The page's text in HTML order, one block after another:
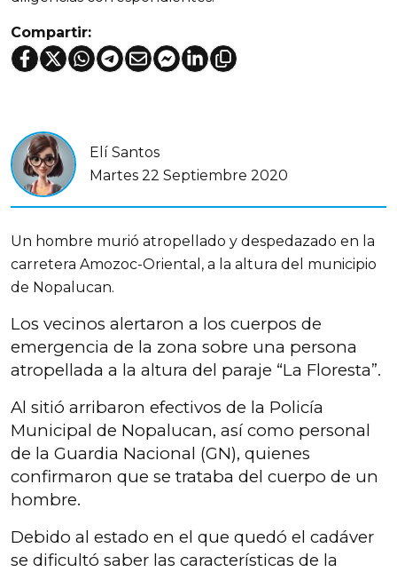
Compartir:
Elí Santos
Martes 22 Septiembre 2020
Un hombre murió atropellado y despedazado en la
carretera Amozoc-Oriental, a la altura del municipio
de Nopalucan.
Los vecinos alertaron a los cuerpos de
emergencia de la zona sobre una persona
atropellada a la altura del paraje “La Floresta”.
Al sitió arribaron efectivos de la Policía
Municipal de Nopalucan, así como personal
de la Guardia Nacional (GN), quienes
confirmaron que se trataba del cuerpo de un
hombre.
Debido al estado en el que quedó el cadáver
se dificultó saber las características de la